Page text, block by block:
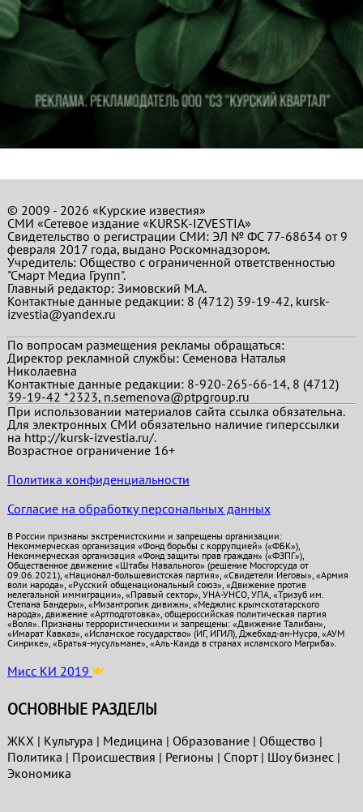
© 2009 - 2026 «Курские известия»
СМИ «Сетевое издание «KURSK-IZVESTIA»
Свидетельство о регистрации СМИ: ЭЛ № ФС 77-68634 от 9
февраля 2017 года, выдано Роскомнадзором.
Учредитель: Общество с ограниченной ответственностью
"Смарт Медиа Групп".
Главный редактор:Зимовский М.А.
Контактные данные редакции: 8 (4712) 39-19-42, kursk-
izvestia@yandex.ru
По вопросам размещения рекламы обращаться:
Директор рекламной службы: Семенова Наталья
Николаевна
Контактные данные редакции: 8-920-265-66-14, 8 (4712)
39-19-42 *2323, n.semenova@ptpgroup.ru
При использовании материалов сайта ссылка обязательна.
Для электронных СМИ обязательно наличие гиперссылки
на http://kursk-izvestia.ru/.
Возрастное ограничение 16+
Политика конфиденциальности
Согласие на обработку персональных данных
В России признаны экстремистскими и запрещены организации:
Некоммерческая организация «Фонд борьбы с коррупцией» («ФБК»),
Некоммерческая организация «Фонд защиты прав граждан» («ФЗПГ»),
Общественное движение «Штабы Навального» (решение Мосгорсуда от
09.06.2021), «Национал-большевистская партия», «Свидетели Иеговы», «Армия
воли народа», «Русский общенациональный союз», «Движение против
нелегальной иммиграции», «Правый сектор», УНА-УНСО, УПА, «Тризуб им.
Степана Бандеры», «Мизантропик дивижн», «Меджлис крымскотатарского
народа», движение «Артподготовка», общероссийская политическая партия
«Воля». Признаны террористическими и запрещены: «Движение Талибан»,
«Имарат Кавказ», «Исламское государство» (ИГ, ИГИЛ), Джебхад-ан-Нусра, «АУМ
Синрике», «Братья-мусульмане», «Аль-Каида в странах исламского Магриба».
Мисс КИ 2019
ОСНОВНЫЕ РАЗДЕЛЫ
ЖКХ | Культура | Медицина | Образование| Общество |
Политика | Проиcшествия | Регионы | Спорт| Шоу бизнес|
Экономика